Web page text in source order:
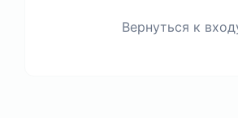
Вернуться к